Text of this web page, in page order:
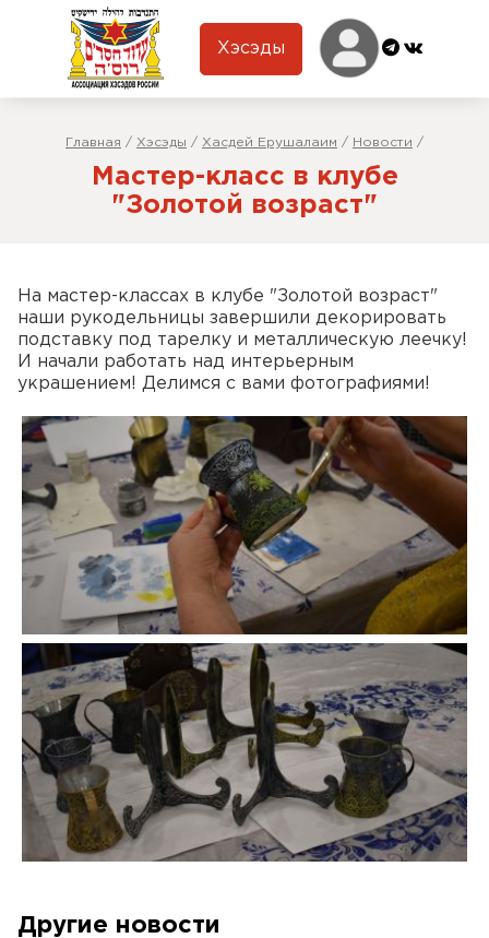
Хэсэды
Главная / Хэсэды / Хасдей Ерушалаим / Новости /
Мастер-класс в клубе
"Золотой возраст"
На мастер-классах в клубе "Золотой возраст"
наши рукодельницы завершили декорировать
подставку под тарелку и металлическую леечку!
И начали работать над интерьерным
украшением! Делимся с вами фотографиями!
Другие новости